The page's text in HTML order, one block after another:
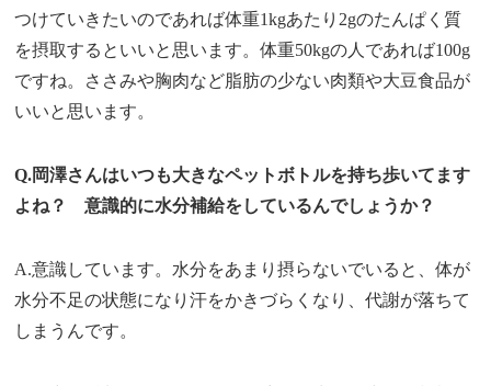
つけていきたいのであれば体重1kgあたり2gのたんぱく質
を摂取するといいと思います。体重50kgの人であれば100g
ですね。ささみや胸肉など脂肪の少ない肉類や大豆食品が
いいと思います。
Q.岡澤さんはいつも大きなペットボトルを持ち歩いてます
よね？ 意識的に水分補給をしているんでしょうか？
A.意識しています。水分をあまり摂らないでいると、体が
水分不足の状態になり汗をかきづらくなり、代謝が落ちて
しまうんです。